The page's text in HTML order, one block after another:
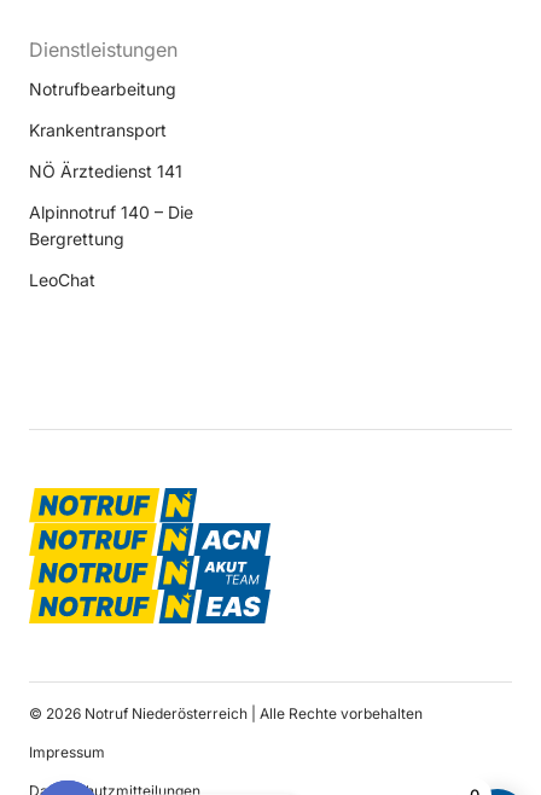
Dienstleistungen
Notrufbearbeitung
Krankentransport
NÖ Ärztedienst 141
Alpinnotruf 140 – Die
Bergrettung
LeoChat
© 2026 Notruf Niederösterreich | Alle Rechte vorbehalten
Impressum
Datenschutzmitteilungen